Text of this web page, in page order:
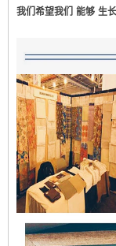
我们希望我们
能够 生长